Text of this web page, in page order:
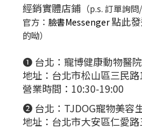
經銷實體店鋪 （p.s. 訂單詢
官方： 臉書Messenger點此
的呦）
❶ 台北： 寵博健康動物醫院
地址：台北市松山區三民
營業時間：10:30-19:00
❷ 台北： TJDOG寵物美容
地址：台北市大安區仁愛